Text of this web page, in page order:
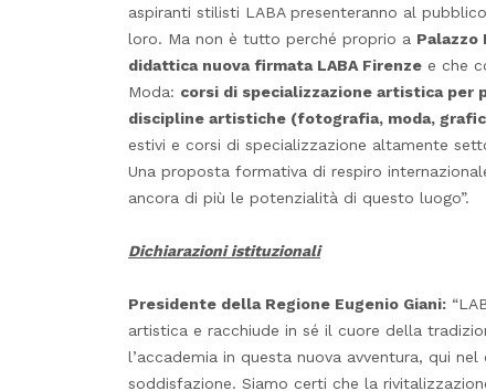
aspiranti stilisti LABA presenteranno al
loro. Ma non è tutto perché proprio a Palazzo
didattica nuova firmata LABA Firenze e che
Moda: corsi di specializzazione artistica
discipline artistiche (fotografia, moda,
estivi e corsi di specializzazione altamente
Una proposta formativa di respiro
ancora di più le potenzialità di questo luogo”.
Dichiarazioni istituzionali
Presidente della Regione Eugenio Giani:
artistica e racchiude in sé il cuore della
l’accademia in questa nuova avventura, qui
soddisfazione. Siamo certi che la